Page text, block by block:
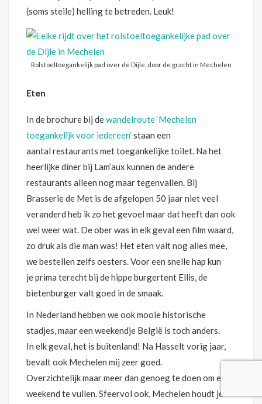
(soms steile) helling te betreden. Leuk!
Rolstoeltoegankelijk pad over de Dijle, door de gracht in Mechelen
Eten
In de brochure bij dewandelroute ‘Mechelen
toegankelijk voor iedereen’ staan een
aantal restaurants met toegankelijke toilet. Na het
heerlijke diner bij Lam’aux kunnen de andere
restaurants alleen nog maar tegenvallen. Bij
Brasserie de Met is de afgelopen 50 jaar niet veel
veranderd heb ik zo het gevoel maar dat heeft dan ook
wel weer wat. De ober was in elk geval een film waard,
zo druk als die man was! Het eten valt nog alles mee,
we bestellen zelfs oesters. Voor een snelle hap kun
je prima terecht bij de hippe burgertent Ellis, de
bietenburger valt goed in de smaak.
In Nederland hebben we ook mooie historische
stadjes, maar een weekendje België is toch anders.
In elk geval, het is buitenland! Na Hasselt vorig jaar,
bevalt ook Mechelen mij zeer goed.
Overzichtelijk maar meer dan genoeg te doen om een
weekend te vullen. Sfeervol ook, Mechelen houdt je